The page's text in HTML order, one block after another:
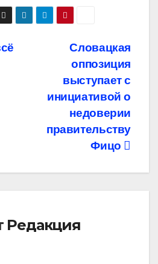
Словацкая
оппозиция
выступает с
инициативой о
недоверии
правительству
Фицо
Редакция